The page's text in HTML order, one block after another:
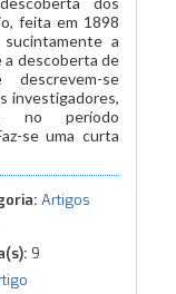
feita em 1898
a
descoberta de
se
investigadores,
no período
se uma curta
Artigos
9